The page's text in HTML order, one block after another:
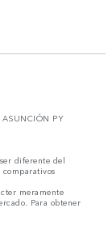
ASUNCIÓN PY
diferente del
meramente
Para obtener